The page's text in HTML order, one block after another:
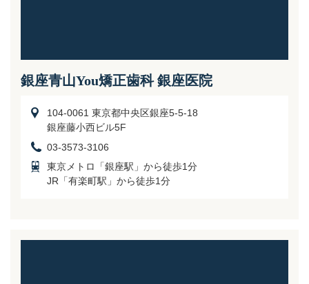
銀座青山You矯正歯科 銀座医院
104-0061 東京都中央区銀座5-5-18
銀座藤小西ビル5F
03-3573-3106
東京メトロ「銀座駅」から徒歩1分
JR「有楽町駅」から徒歩1分